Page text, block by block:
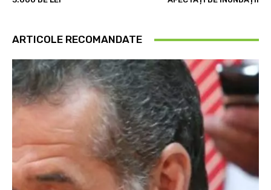
ARTICOLE RECOMANDATE